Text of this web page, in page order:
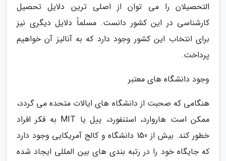
التحصیلان را می توان از اصلی ترین دلایل تحصیل
کارشناسی در این کشور دانست. مسلماً دلایل دیگری نیز
برای انتخاب این کشور وجود دارد که به آنالیز آن خواهیم
پرداخت.
وجود دانشگاه های معتبر
هنگامی که صحبت از دانشگاه های ایالات متحده می گردد،
ممکن است هاروارد، استنفورد، ییل یا MIT به فکر افراد
خطور کند. بیش از 150 دانشگاه و کالج آمریکایی وجود دارد
که جایگاه خود را در رتبه بندی های بین المللی ایجاد شده